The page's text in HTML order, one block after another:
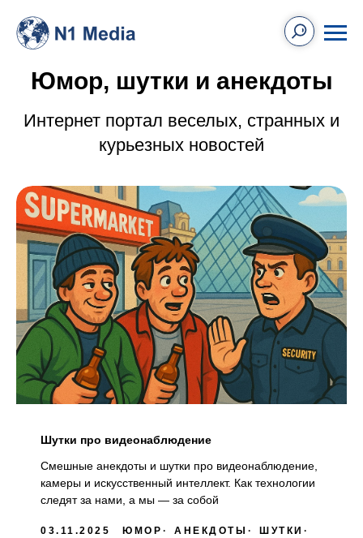
Юмор, шутки и анекдоты
Интернет портал веселых, странных и
курьезных новостей
Шутки про видеонаблюдение
Смешные анекдоты и шутки про видеонаблюдение,
камеры и искусственный интеллект. Как технологии
следят за нами, а мы — за собой
03.11.2025 ЮМОР АНЕКДОТЫ
ШУТКИ